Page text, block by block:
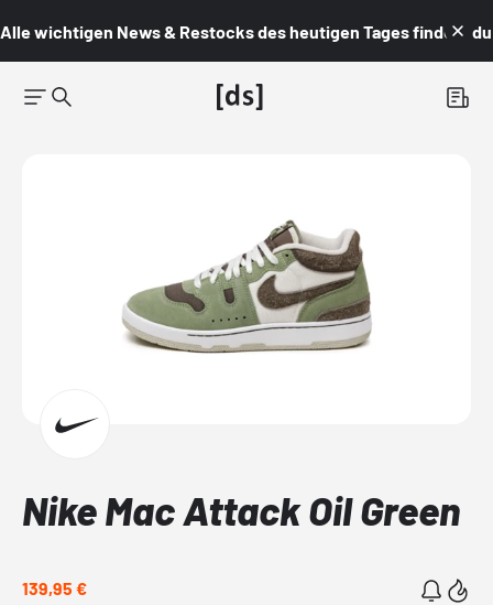
Alle wichtigen News & Restocks des heutigen Tages findest du
Nike Mac Attack Oil Green
139,95 €